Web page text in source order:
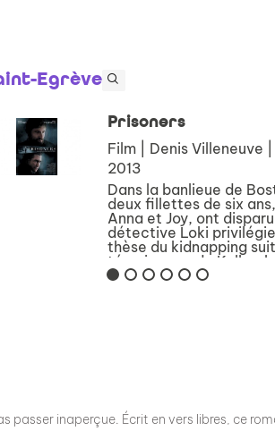
Egrève
Prisoners
Film | Denis Villeneuve |
2013
Dans la banlieue de
deux fillettes de six ans,
Anna et Joy, ont
détective Loki
thèse du kidnapping
témoignage de Keller, le
père d’Anna. Aveuglé
inaperçue. Écrit en vers libres, ce